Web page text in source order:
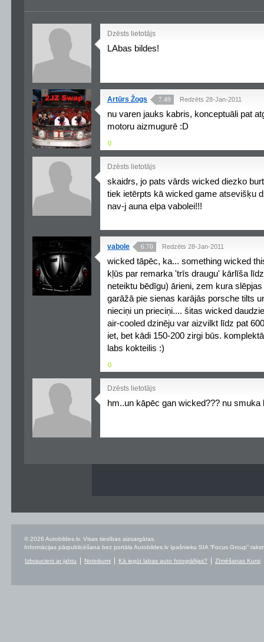
Dzēsts lietotājs
LAbas bildes!
Artūrs Žogs 7.49 Redzēts 28-Jan-2011
nu varen jauks kabris, konceptuāli pat
motoru aizmugurē :D
0
Dzēsts lietotājs
skaidrs, jo pats vārds wicked diezko
tiek ietērpts kā wicked game atsevišķu
nav-j auna elpa vabolei!!!
vabole 6.70 Redzēts 28-Jan-2011
wicked tāpēc, ka... something wicked
kļūs par remarka 'trīs draugu' kārlīša
neteiktu bēdīgu) ārieni, zem kura
garāžā pie sienas karājās porsche tilts
nieciņi un prieciņi.... šitas wicked
air-cooled dzinēju var aizvilkt līdz pat
iet, bet kādi 150-200 zirgi būs.
labs kokteilis :)
0
Dzēsts lietotājs
hm..un kāpēc gan wicked??? nu smuka
© 2026 Autobildes.lv. Visas tiesības aizsargātas.
Informācijas pārpublicēšana bez portāla Autobildes.lv īpašnieku SIA “Focus Group”
Izbraucieni ar jahtu Noteikumi Kā iegūt labas auto fotogrāfijas? Zīmēšanas Kursi